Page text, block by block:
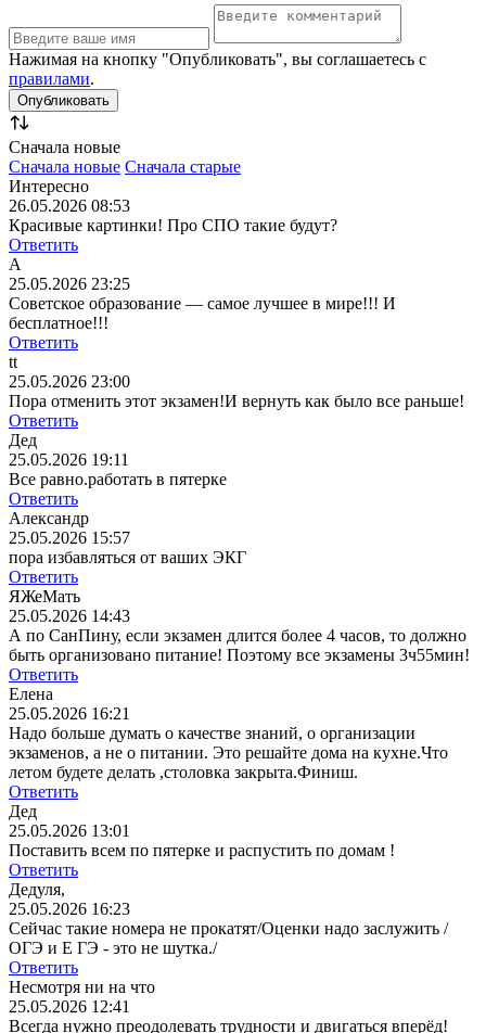
Нажимая на кнопку "Опубликовать", вы соглашаетесь с
правилами.
Сначала новые
Сначала новые Сначала старые
Интересно
26.05.2026 08:53
Красивые картинки! Про СПО такие будут?
Ответить
А
25.05.2026 23:25
Советское образование — самое лучшее в мире!!! И
бесплатное!!!
Ответить
tt
25.05.2026 23:00
Пора отменить этот экзамен!И вернуть как было все раньше!
Ответить
Дед
25.05.2026 19:11
Все равно.работать в пятерке
Ответить
Александр
25.05.2026 15:57
пора избавляться от ваших ЭКГ
Ответить
ЯЖеМать
25.05.2026 14:43
А по СанПину, если экзамен длится более 4 часов, то должно
быть организовано питание! Поэтому все экзамены 3ч55мин!
Ответить
Елена
25.05.2026 16:21
Надо больше думать о качестве знаний, о организации
экзаменов, а не о питании. Это решайте дома на кухне.Что
летом будете делать ,столовка закрыта.Финиш.
Ответить
Дед
25.05.2026 13:01
Поставить всем по пятерке и распустить по домам !
Ответить
Дедуля,
25.05.2026 16:23
Сейчас такие номера не прокатят/Оценки надо заслужить /
ОГЭ и Е ГЭ - это не шутка./
Ответить
Несмотря ни на что
25.05.2026 12:41
Всегда нужно преодолевать трудности и двигаться вперёд!